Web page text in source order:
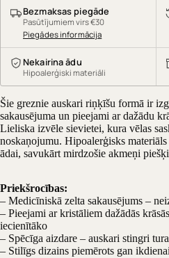
Bezmaksas piegāde
Pasūtījumiem virs €30
Piegādes informācija
Nekairina ādu
Hipoalerģiski materiāli
Šie greznie auskari riņķīšu formā ir
sakausējuma un pieejami ar dažādu
Lieliska izvēle sievietei, kura vēlas
noskaņojumu. Hipoalerģisks
ādai, savukārt mirdzošie akmeņi
Priekšrocības:
– Medicīniskā zelta sakausējums –
– Pieejami ar kristāliem dažādās
iecienītāko
– Spēcīga aizdare – auskari stingri
– Stilīgs dizains piemērots gan